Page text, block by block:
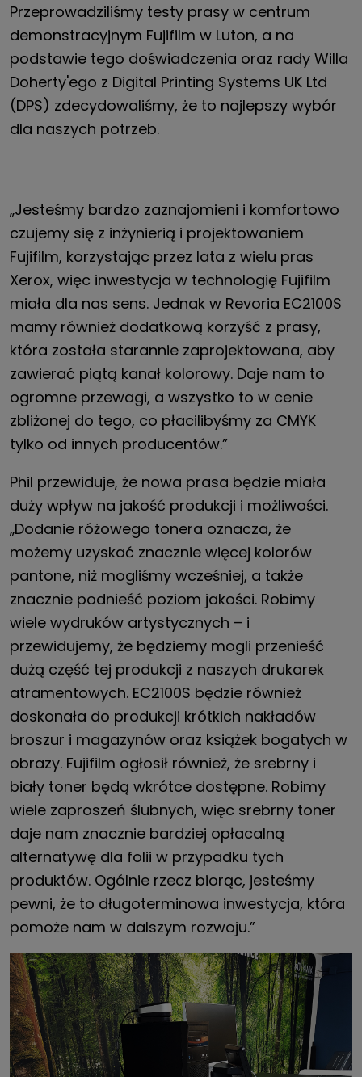
Przeprowadziliśmy testy prasy w centrum
demonstracyjnym Fujifilm w Luton, a na
podstawie tego doświadczenia oraz rady Willa
Doherty'ego z Digital Printing Systems UK Ltd
(DPS) zdecydowaliśmy, że to najlepszy wybór
dla naszych potrzeb.
„Jesteśmy bardzo zaznajomieni i komfortowo
czujemy się z inżynierią i projektowaniem
Fujifilm, korzystając przez lata z wielu pras
Xerox, więc inwestycja w technologię Fujifilm
miała dla nas sens. Jednak w Revoria EC2100S
mamy również dodatkową korzyść z prasy,
która została starannie zaprojektowana, aby
zawierać piątą kanał kolorowy. Daje nam to
ogromne przewagi, a wszystko to w cenie
zbliżonej do tego, co płacilibyśmy za CMYK
tylko od innych producentów.”
Phil przewiduje, że nowa prasa będzie miała
duży wpływ na jakość produkcji i możliwości.
„Dodanie różowego tonera oznacza, że
możemy uzyskać znacznie więcej kolorów
pantone, niż mogliśmy wcześniej, a także
znacznie podnieść poziom jakości. Robimy
wiele wydruków artystycznych – i
przewidujemy, że będziemy mogli przenieść
dużą część tej produkcji z naszych drukarek
atramentowych. EC2100S będzie również
doskonała do produkcji krótkich nakładów
broszur i magazynów oraz książek bogatych w
obrazy. Fujifilm ogłosił również, że srebrny i
biały toner będą wkrótce dostępne. Robimy
wiele zaproszeń ślubnych, więc srebrny toner
daje nam znacznie bardziej opłacalną
alternatywę dla folii w przypadku tych
produktów. Ogólnie rzecz biorąc, jesteśmy
pewni, że to długoterminowa inwestycja, która
pomoże nam w dalszym rozwoju.”